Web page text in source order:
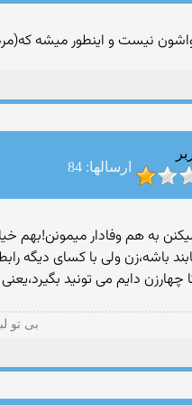
نیست و اینطور میشه
ارسالها: 84
به هم وفادار میمونن!بهم
باشه،زن ولی با کسای دیگه
چهارزن دایم می تونید
بی تو